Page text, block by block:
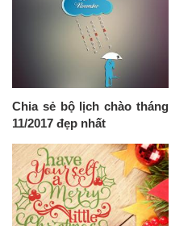
Chia sẻ bộ lịch chào tháng
11/2017 đẹp nhất